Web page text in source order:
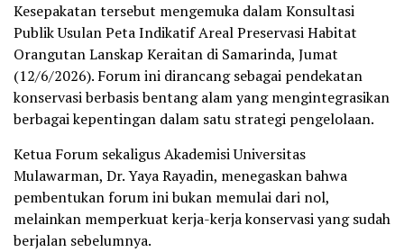
Kesepakatan tersebut mengemuka dalam Konsultasi
Publik Usulan Peta Indikatif Areal Preservasi Habitat
Orangutan Lanskap Keraitan di Samarinda, Jumat
(12/6/2026). Forum ini dirancang sebagai pendekatan
konservasi berbasis bentang alam yang mengintegrasikan
berbagai kepentingan dalam satu strategi pengelolaan.
Ketua Forum sekaligus Akademisi Universitas
Mulawarman, Dr. Yaya Rayadin, menegaskan bahwa
pembentukan forum ini bukan memulai dari nol,
melainkan memperkuat kerja-kerja konservasi yang sudah
berjalan sebelumnya.